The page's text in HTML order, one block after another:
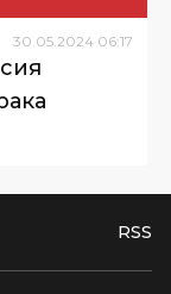
30.05.2024 06:17
RSS